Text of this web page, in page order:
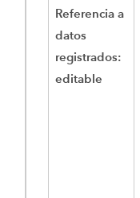
Referencia a
datos
registrados:
editable